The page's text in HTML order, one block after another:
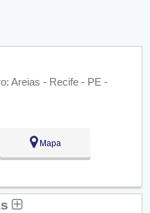
Areias - Recife - PE -
Mapa